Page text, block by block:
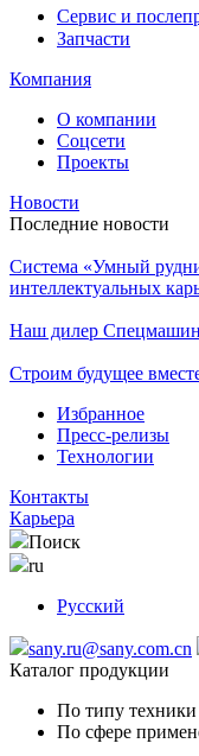
Сервис и
Запчасти
Компания
О компании
Соцсети
Проекты
Новости
Последние новости
Система «Умный
интеллектуальных
Наш дилер
Строим будущее
Избранное
Пресс-релизы
Технологии
Контакты
Карьера
Поиск
ru
Русский
sany.ru@sany.com.cn
Каталог продукции
По типу техники
По сфере